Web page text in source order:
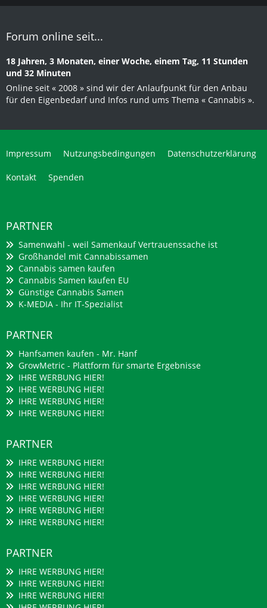
Forum online seit...
18 Jahren, 3 Monaten, einer Woche, einem Tag, 11 Stunden
und 32 Minuten
Online seit « 2008 » sind wir der Anlaufpunkt für den Anbau
für den Eigenbedarf und Infos rund ums Thema « Cannabis ».
Impressum Nutzungsbedingungen Datenschutzerklärung
Kontakt Spenden
PARTNER
Samenwahl - weil Samenkauf Vertrauenssache ist
Großhandel mit Cannabissamen
Cannabis samen kaufen
Cannabis Samen kaufen EU
Günstige Cannabis Samen
K-MEDIA - Ihr IT-Spezialist
PARTNER
Hanfsamen kaufen - Mr. Hanf
GrowMetric - Plattform für smarte Ergebnisse
IHRE WERBUNG HIER!
IHRE WERBUNG HIER!
IHRE WERBUNG HIER!
IHRE WERBUNG HIER!
PARTNER
IHRE WERBUNG HIER!
IHRE WERBUNG HIER!
IHRE WERBUNG HIER!
IHRE WERBUNG HIER!
IHRE WERBUNG HIER!
IHRE WERBUNG HIER!
PARTNER
IHRE WERBUNG HIER!
IHRE WERBUNG HIER!
IHRE WERBUNG HIER!